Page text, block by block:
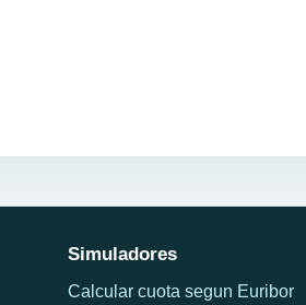
Simuladores
Calcular cuota segun Euribor